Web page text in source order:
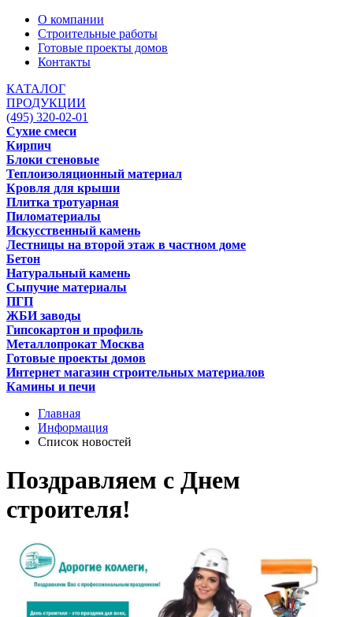
О компании
Строительные работы
Готовые проекты домов
Контакты
КАТАЛОГ
ПРОДУКЦИИ
(495) 320-02-01
Сухие смеси
Кирпич
Блоки стеновые
Теплоизоляционный материал
Кровля для крыши
Плитка тротуарная
Пиломатериалы
Искусственный камень
Лестницы на второй этаж в частном доме
Бетон
Натуральный камень
Сыпучие материалы
ПГП
ЖБИ заводы
Гипсокартон и профиль
Металлопрокат Москва
Готовые проекты домов
Интернет магазин строительных материалов
Камины и печи
Главная
Информация
Список новостей
Поздравляем с Днем
строителя!